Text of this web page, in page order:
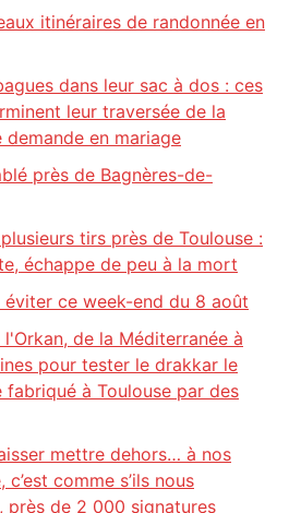
itinéraires de randonnée en
dans leur sac à dos : ces
leur traversée de la
demande en mariage
près de Bagnères-de-
tirs près de Toulouse :
échappe de peu à la mort
ce week-end du 8 août
de la Méditerranée à
pour tester le drakkar le
à Toulouse par des
mettre dehors… à nos
comme s’ils nous
près de 2 000 signatures